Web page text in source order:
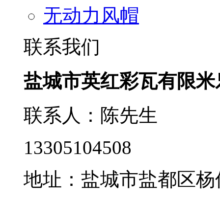
无动力风帽
联系我们
盐城市英红彩瓦有限
联系人：陈先生
13305104508
地址：盐城市盐都区